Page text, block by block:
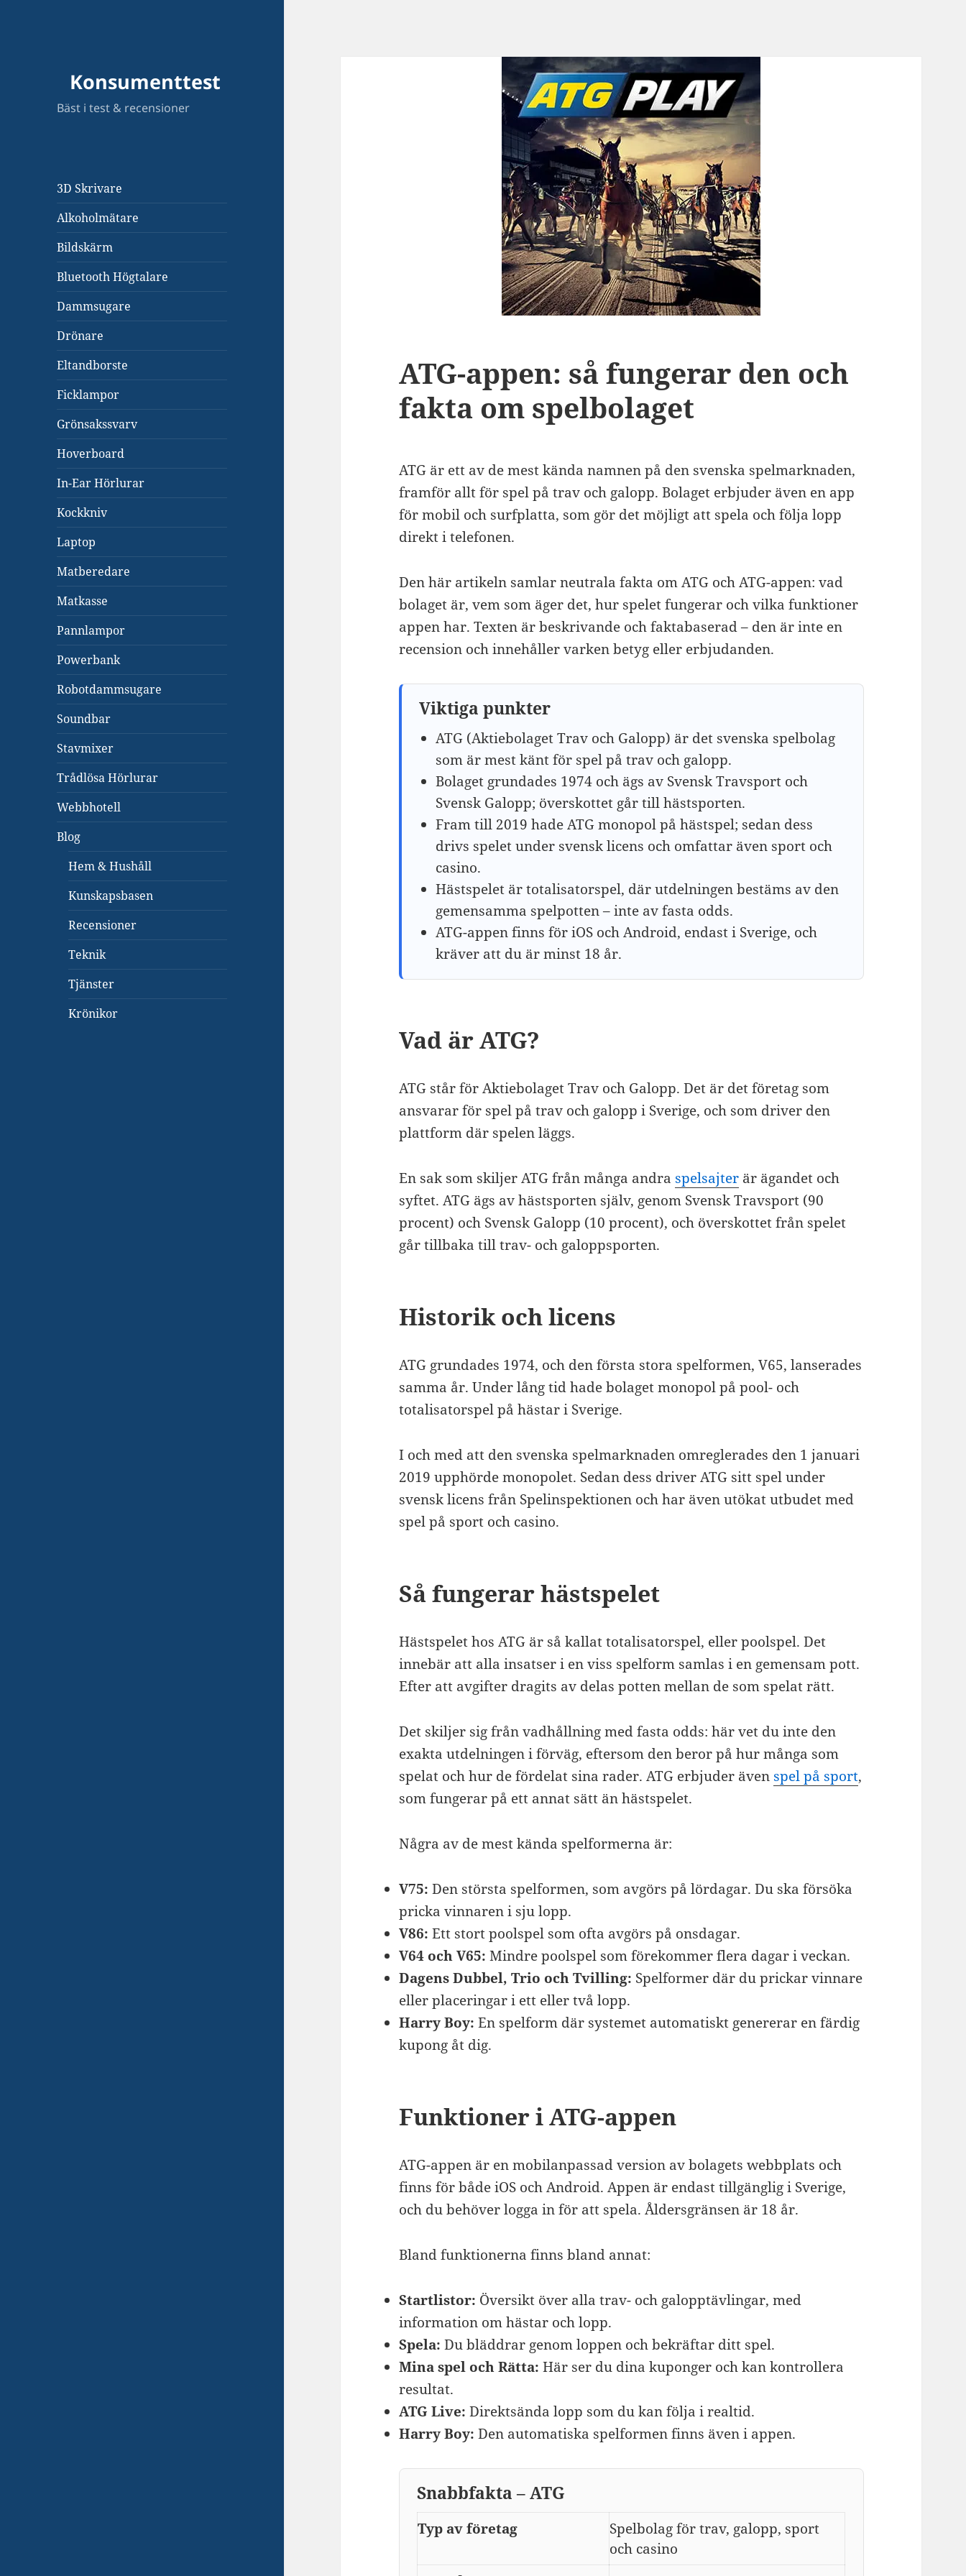
Konsumenttest
Bäst i test & recensioner
3D Skrivare
Alkoholmätare
Bildskärm
Bluetooth Högtalare
Dammsugare
Drönare
Eltandborste
Ficklampor
Grönsakssvarv
Hoverboard
In-Ear Hörlurar
Kockkniv
Laptop
Matberedare
Matkasse
Pannlampor
Powerbank
Robotdammsugare
Soundbar
Stavmixer
Trådlösa Hörlurar
Webbhotell
Blog
Hem & Hushåll
Kunskapsbasen
Recensioner
Teknik
Tjänster
Krönikor
ATG-appen: så fungerar den och
fakta om spelbolaget
ATG är ett av de mest kända namnen på den svenska spelmarknaden,
framför allt för spel på trav och galopp. Bolaget erbjuder även en app
för mobil och surfplatta, som gör det möjligt att spela och följa lopp
direkt i telefonen.
Den här artikeln samlar neutrala fakta om ATG och ATG-appen: vad
bolaget är, vem som äger det, hur spelet fungerar och vilka funktioner
appen har. Texten är beskrivande och faktabaserad – den är inte en
recension och innehåller varken betyg eller erbjudanden.
Viktiga punkter
ATG (Aktiebolaget Trav och Galopp) är det svenska spelbolag
som är mest känt för spel på trav och galopp.
Bolaget grundades 1974 och ägs av Svensk Travsport och
Svensk Galopp; överskottet går till hästsporten.
Fram till 2019 hade ATG monopol på hästspel; sedan dess
drivs spelet under svensk licens och omfattar även sport och
casino.
Hästspelet är totalisatorspel, där utdelningen bestäms av den
gemensamma spelpotten – inte av fasta odds.
ATG-appen finns för iOS och Android, endast i Sverige, och
kräver att du är minst 18 år.
Vad är ATG?
ATG står för Aktiebolaget Trav och Galopp. Det är det företag som
ansvarar för spel på trav och galopp i Sverige, och som driver den
plattform där spelen läggs.
En sak som skiljer ATG från många andra spelsajter är ägandet och
syftet. ATG ägs av hästsporten själv, genom Svensk Travsport (90
procent) och Svensk Galopp (10 procent), och överskottet från spelet
går tillbaka till trav- och galoppsporten.
Historik och licens
ATG grundades 1974, och den första stora spelformen, V65, lanserades
samma år. Under lång tid hade bolaget monopol på pool- och
totalisatorspel på hästar i Sverige.
I och med att den svenska spelmarknaden omreglerades den 1 januari
2019 upphörde monopolet. Sedan dess driver ATG sitt spel under
svensk licens från Spelinspektionen och har även utökat utbudet med
spel på sport och casino.
Så fungerar hästspelet
Hästspelet hos ATG är så kallat totalisatorspel, eller poolspel. Det
innebär att alla insatser i en viss spelform samlas i en gemensam pott.
Efter att avgifter dragits av delas potten mellan de som spelat rätt.
Det skiljer sig från vadhållning med fasta odds: här vet du inte den
exakta utdelningen i förväg, eftersom den beror på hur många som
spelat och hur de fördelat sina rader. ATG erbjuder även spel på sport,
som fungerar på ett annat sätt än hästspelet.
Några av de mest kända spelformerna är:
V75: Den största spelformen, som avgörs på lördagar. Du ska försöka
pricka vinnaren i sju lopp.
V86: Ett stort poolspel som ofta avgörs på onsdagar.
V64 och V65: Mindre poolspel som förekommer flera dagar i veckan.
Dagens Dubbel, Trio och Tvilling: Spelformer där du prickar vinnare
eller placeringar i ett eller två lopp.
Harry Boy: En spelform där systemet automatiskt genererar en färdig
kupong åt dig.
Funktioner i ATG-appen
ATG-appen är en mobilanpassad version av bolagets webbplats och
finns för både iOS och Android. Appen är endast tillgänglig i Sverige,
och du behöver logga in för att spela. Åldersgränsen är 18 år.
Bland funktionerna finns bland annat:
Startlistor: Översikt över alla trav- och galopptävlingar, med
information om hästar och lopp.
Spela: Du bläddrar genom loppen och bekräftar ditt spel.
Mina spel och Rätta: Här ser du dina kuponger och kan kontrollera
resultat.
ATG Live: Direktsända lopp som du kan följa i realtid.
Harry Boy: Den automatiska spelformen finns även i appen.
Snabbfakta – ATG
Typ av företag
Spelbolag för trav, galopp, sport
och casino